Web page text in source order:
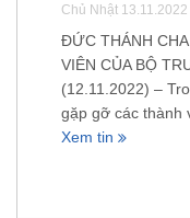
Chủ Nhật 13.11.2022
ĐỨC THÁNH
VIÊN CỦA BỘ
(12.11.2022) –
gặp gỡ các thành
Xem tin